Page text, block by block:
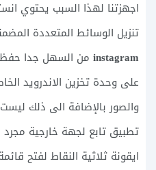
تنزيل الوسائط المتعددة
instagram من السهل جدا حفظ
على وحدة تخزين الاندرويد
والصور بالإضافة الى ذلك
تطبيق تابع لجهة خارجية
ايقونة ثلاثية النقاط لفتح